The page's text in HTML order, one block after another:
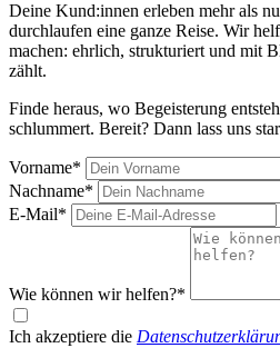
Deine Kund:innen erleben mehr als
durchlaufen eine ganze Reise. Wir
machen: ehrlich, strukturiert und mit
zählt.
Finde heraus, wo Begeisterung
schlummert. Bereit? Dann lass uns
Vorname*
Nachname*
E-Mail*
Wie können wir helfen?*
Ich akzeptiere die